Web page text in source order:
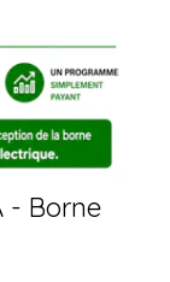
- Borne